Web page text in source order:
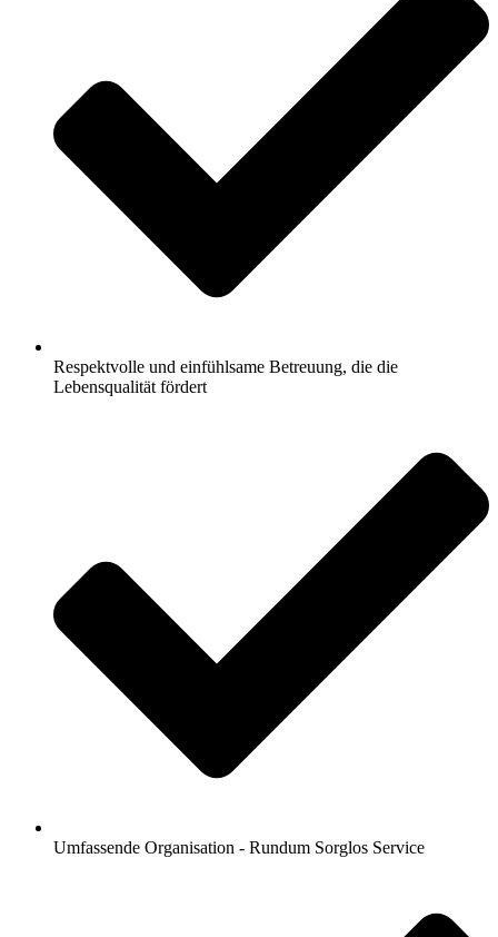
Respektvolle und einfühlsame Betreuung, die die
Lebensqualität fördert
Umfassende Organisation - Rundum Sorglos Service